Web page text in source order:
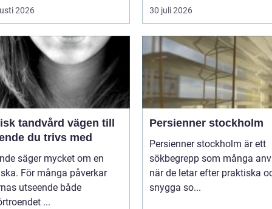
2026 30 juli 2026
vägen till
du trivs med
säger mycket om en
För många påverkar
utseende både
...
Persienner stockholm
Persienner stockholm är ett
sökbegrepp som många
när de letar efter praktiska
snygga so...